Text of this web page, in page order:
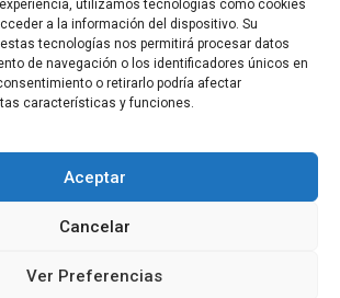
utilizamos tecnologías como cookies
a la información del dispositivo. Su
tecnologías nos permitirá procesar datos
de navegación o los identificadores únicos en
o retirarlo podría afectar
características y funciones.
Aceptar
Cancelar
Ver Preferencias
del Norte Grande
venitealapaz.com.ar
las Uniones Industriales se reunieron
un escenario de incertidumbre
los gobernadores ratificaron su
una holgada victoria
venitealapaz.com.ar